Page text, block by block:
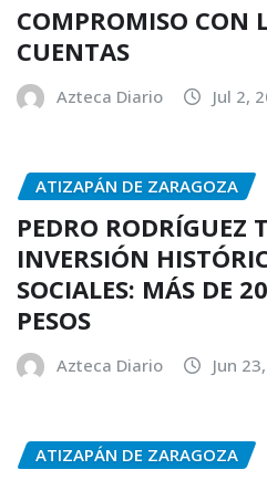
COMPROMISO CON
CUENTAS
Azteca Diario Jul 2,
ATIZAPÁN DE ZARAGOZA
PEDRO RODRÍGUEZ
INVERSIÓN
SOCIALES: MÁS DE
PESOS
Azteca Diario Jun
ATIZAPÁN DE ZARAGOZA